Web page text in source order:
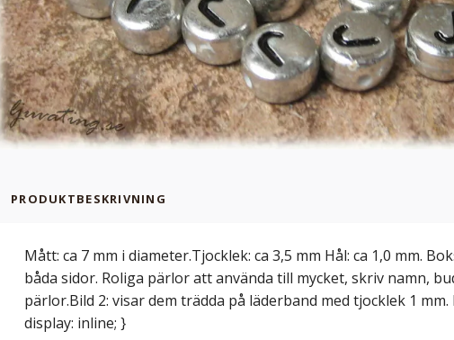
PRODUKTBESKRIVNING
Mått: ca 7 mm i diameter.Tjocklek: ca 3,5 mm Hål: ca 1,0 mm.
båda sidor. Roliga pärlor att använda till mycket, skriv namn,
pärlor.Bild 2: visar dem trädda på läderband med tjocklek 1
display: inline; }